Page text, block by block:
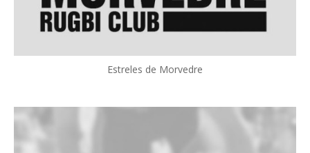
Estreles de Morvedre